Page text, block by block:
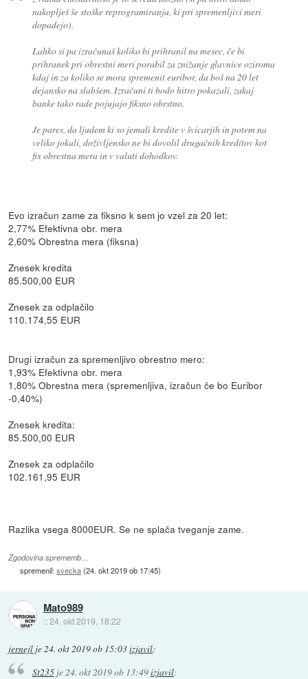
nakoplješ še stoške reprogramiranja, ki pri spremenljivi meri
dopadejo).
Lahko si pa izračunaš koliko bi prihranil na mesec, če bi
prihranek pri obrestni meri porabil za znižanje glavnice oziroma
kdaj in za koliko se mora spremenit euribor, da boš na 20 let
dejansko na slabšem. Izračuni ti bodo hitro pokazali, zakaj
banke tako rade pojujajo fiksno obrstno.
Je pares, da ljudem ki so jemali kredite v švicarjih in potem na
veliko jokali, doživljensko ne bi dovolil drugačnih kreditov kot
fix obrestna mera in v valuti dohodkov.
Evo izračun zame za fiksno k sem jo vzel za 20 let:
2,77% Efektivna obr. mera
2,60% Obrestna mera (fiksna)
Znesek kredita
85.500,00 EUR
Znesek za odplačilo
110.174,55 EUR
Drugi izračun za spremenljivo obrestno mero:
1,93% Efektivna obr. mera
1,80% Obrestna mera (spremenljiva, izračun če bo Euribor
-0,40%)
Znesek kredita:
85.500,00 EUR
Znesek za odplačilo
102.161,95 EUR
Razlika vsega 8000EUR. Se ne splača tveganje zame.
Zgodovina sprememb…
spremenil:svecka(24. okt 2019 ob 17:45)
Mato989
::24. okt 2019, 18:22
jernejl je24. okt 2019 ob 15:03izjavil:
St235je 24. okt 2019 ob 13:49izjavil: